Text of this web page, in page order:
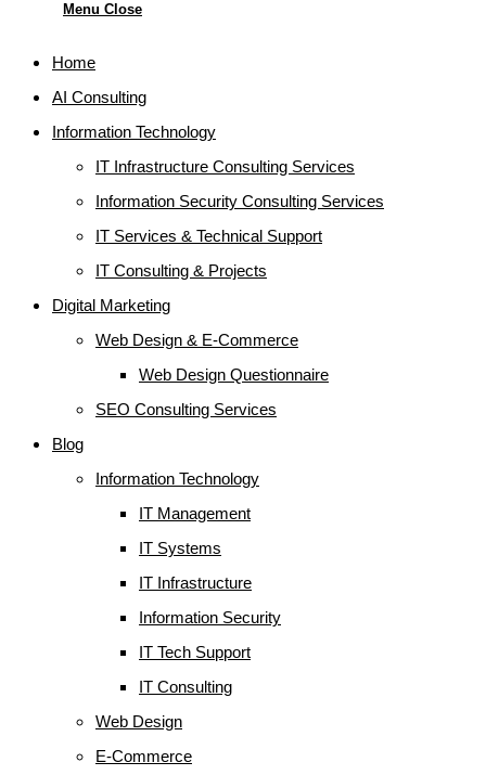
Menu Close
Home
AI Consulting
Information Technology
IT Infrastructure Consulting Services
Information Security Consulting Services
IT Services & Technical Support
IT Consulting & Projects
Digital Marketing
Web Design & E-Commerce
Web Design Questionnaire
SEO Consulting Services
Blog
Information Technology
IT Management
IT Systems
IT Infrastructure
Information Security
IT Tech Support
IT Consulting
Web Design
E-Commerce